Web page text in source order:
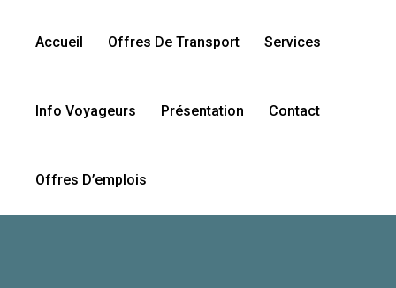
Accueil Offres De Transport Services
Info Voyageurs Présentation Contact
Offres D’emplois